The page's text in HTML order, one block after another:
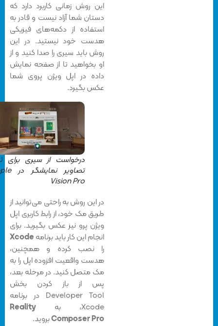
این روش زمانی کاربرد دارد که
دستان شما آزاد نیست و قادر به
استفاده از دکمه‌های فیزیکی
هدست خود نیستید. در این
روش باید سیری را صدا کنید و از
او بخواهید تا از صفحه نمایش
داده در اپل ویژن پروی شما
عکس بگیرد.
درخواست از سیری برای ثبت
تصاویر نمایشگر در Apple
Vision Pro
در این روش به راحتی می‌توانید از
طریق مک خود، از رابط کاربری اپل
ویژن پرو نیز عکس بگیرید. برای
انجام این کار باید برنامهXcode
را نصب کرده و همچنین،
هدست واقعیت افزوده اپل را به
مک متصل کنید. در مرحله بعد،
پس از باز کردن بخش
Developer Tool در برنامه
Xcode، به
Reality
Composer Proبروید.